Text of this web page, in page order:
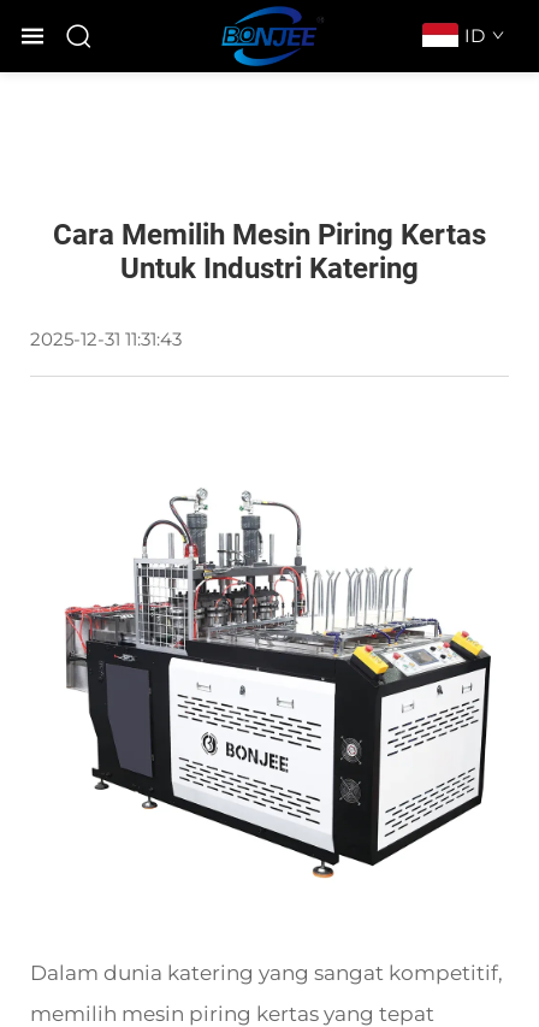
ID
Cara Memilih Mesin Piring Kertas
Untuk Industri Katering
2025-12-31 11:31:43
Dalam dunia katering yang sangat kompetitif,
memilih mesin piring kertas yang tepat